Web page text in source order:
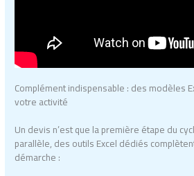
Complément indispensable : des modèles
votre activité
Un devis n’est que la première étape du
parallèle, des outils Excel dédiés
démarche :